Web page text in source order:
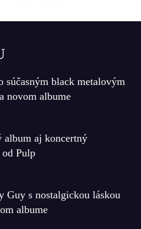
súčasným black metalovým
novom albume
aj koncertný
Pulp
Guy s nostalgickou láskou
albume